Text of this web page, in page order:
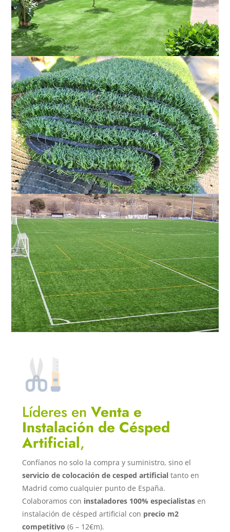
Líderes en Venta e
Instalación de Césped
Artificial,
Confíanos no solo la compra y suministro, sino el
servicio de colocación de cesped artificialtanto en
Madrid como cualquier punto de España.
Colaboramos con instaladores 100% especialistasen
instalación de césped artificial con precio m2
competitivo (6 – 12€m).